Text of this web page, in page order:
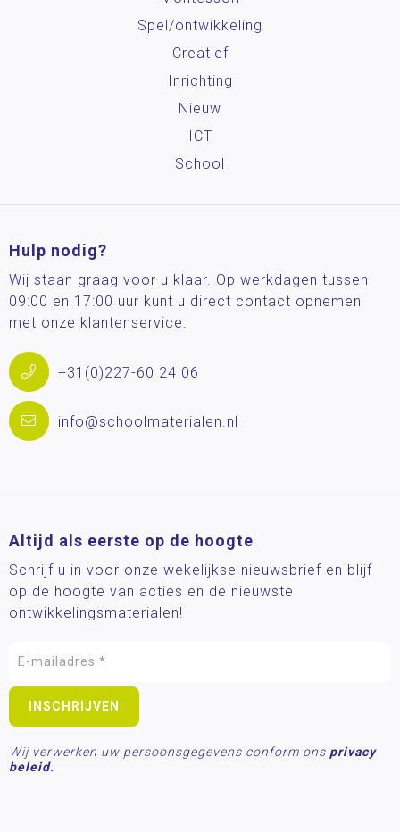
Spel/ontwikkeling
Creatief
Inrichting
Nieuw
ICT
School
Hulp nodig?
Wij staan graag voor u klaar. Op werkdagen tussen
09:00 en 17:00 uur kunt u direct contact opnemen
met onze klantenservice.
+31(0)227-60 24 06
info@schoolmaterialen.nl
Altijd als eerste op de hoogte
Schrijf u in voor onze wekelijkse nieuwsbrief en blijf
op de hoogte van acties en de nieuwste
ontwikkelingsmaterialen!
Wij verwerken uw persoonsgegevens conform ons privacy
beleid.